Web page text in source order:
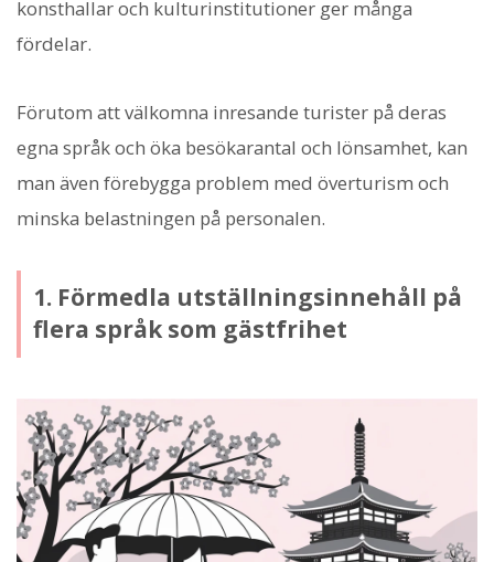
konsthallar och kulturinstitutioner ger många
fördelar.
Förutom att välkomna inresande turister på deras
egna språk och öka besökarantal och lönsamhet, kan
man även förebygga problem med överturism och
minska belastningen på personalen.
1. Förmedla utställningsinnehåll på
flera språk som gästfrihet